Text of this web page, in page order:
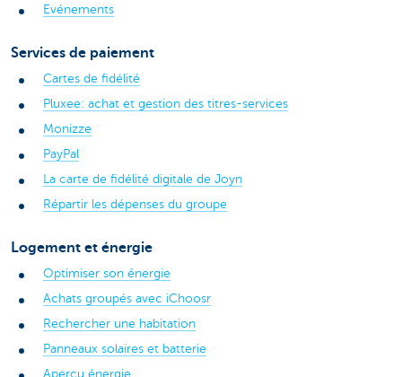
Evénements
Services de paiement
Cartes de fidélité
Pluxee: achat et gestion des titres-services
Monizze
PayPal
La carte de fidélité digitale de Joyn
Répartir les dépenses du groupe
Logement et énergie
Optimiser son énergie
Achats groupés avec iChoosr
Rechercher une habitation
Panneaux solaires et batterie
Aperçu énergie